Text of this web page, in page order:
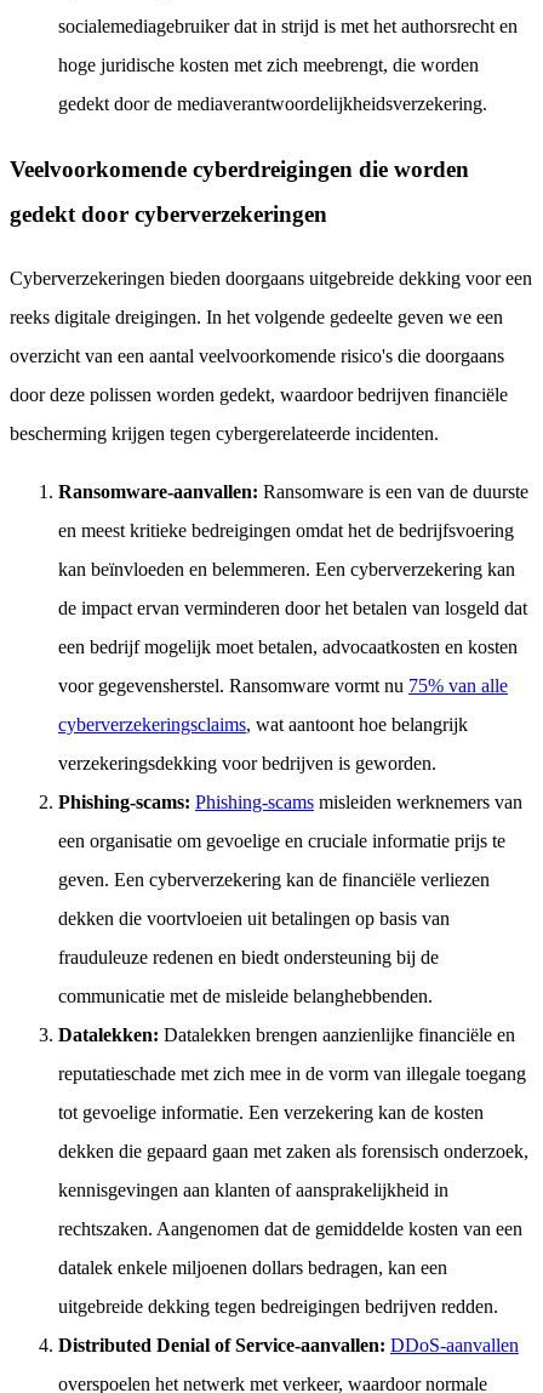
socialemediagebruiker dat in strijd is met het authorsrecht en
hoge juridische kosten met zich meebrengt, die worden
gedekt door de mediaverantwoordelijkheidsverzekering.
Veelvoorkomende cyberdreigingen die worden
gedekt door cyberverzekeringen
Cyberverzekeringen bieden doorgaans uitgebreide dekking voor een
reeks digitale dreigingen. In het volgende gedeelte geven we een
overzicht van een aantal veelvoorkomende risico's die doorgaans
door deze polissen worden gedekt, waardoor bedrijven financiële
bescherming krijgen tegen cybergerelateerde incidenten.
Ransomware-aanvallen: Ransomware is een van de duurste
en meest kritieke bedreigingen omdat het de bedrijfsvoering
kan beïnvloeden en belemmeren. Een cyberverzekering kan
de impact ervan verminderen door het betalen van losgeld dat
een bedrijf mogelijk moet betalen, advocaatkosten en kosten
voor gegevensherstel. Ransomware vormt nu 75% van alle
cyberverzekeringsclaims, wat aantoont hoe belangrijk
verzekeringsdekking voor bedrijven is geworden.
Phishing-scams: Phishing-scams misleiden werknemers van
een organisatie om gevoelige en cruciale informatie prijs te
geven. Een cyberverzekering kan de financiële verliezen
dekken die voortvloeien uit betalingen op basis van
frauduleuze redenen en biedt ondersteuning bij de
communicatie met de misleide belanghebbenden.
Datalekken: Datalekken brengen aanzienlijke financiële en
reputatieschade met zich mee in de vorm van illegale toegang
tot gevoelige informatie. Een verzekering kan de kosten
dekken die gepaard gaan met zaken als forensisch onderzoek,
kennisgevingen aan klanten of aansprakelijkheid in
rechtszaken. Aangenomen dat de gemiddelde kosten van een
datalek enkele miljoenen dollars bedragen, kan een
uitgebreide dekking tegen bedreigingen bedrijven redden.
Distributed Denial of Service-aanvallen: DDoS-aanvallen
overspoelen het netwerk met verkeer, waardoor normale